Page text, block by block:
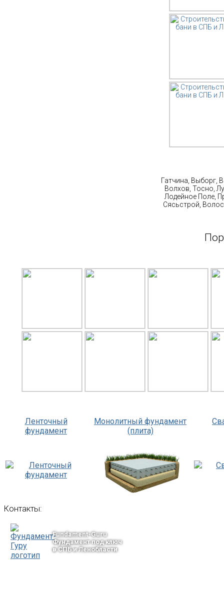
Гатчина, Выборг,
Волхов, Тосно,
Лодейное Поле,
Сясьстрой,
Ленточный
фундамент
Монолитный фундамент
(плита)
Контакты:
Fundament-Guru
Фундамент под ключ
в СПБ и Ленобласти